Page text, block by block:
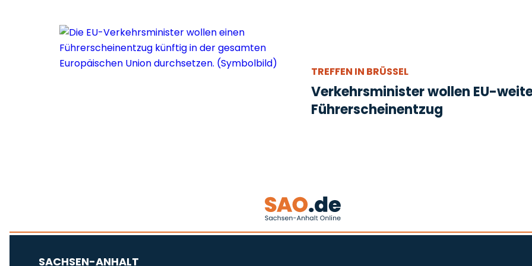
TREFFEN IN BRÜSSEL
Verkehrsminister wollen EU-
Führerscheinentzug
SACHSEN-ANHALT